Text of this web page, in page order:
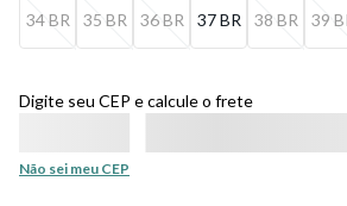
34 BR 35 BR 36 BR 37 BR 38 BR 39
Digite seu CEP e calcule o frete
Não sei meu CEP